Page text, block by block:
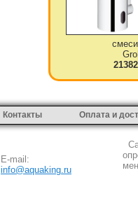
Контакты Оплата и
E-mail:
info@aquaking.ru